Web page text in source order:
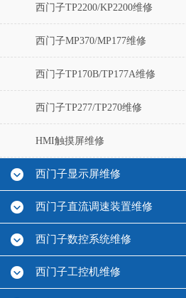
西门子TP2200/KP2200维修
西门子MP370/MP177维修
西门子TP170B/TP177A维修
西门子TP277/TP270维修
HMI触摸屏维修
西门子显示屏维修
西门子直流调速装置维修
西门子数控系统维修
西门子工控机维修